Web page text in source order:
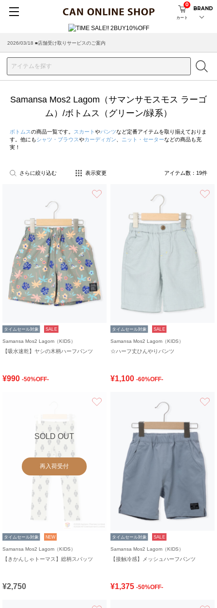
カート
0
BRAND
2026/03/18 ■店舗受け取りサービスのご案内
Samansa Mos2 Lagom（サマンサモスモス ラーゴ
ム）/ボトムス（グリーン/緑系）
ボトムスの商品一覧です。 スカート やパンツなど定番アイテムを取り揃えておりま
す。他にもシャツ・ブラウスやカーディガン ニット・セーターなどの商品も充
実！
さらに絞り込む 表示変更 アイテム数： 19件
タイムセール対象 SALE
Samansa Mos2 Lagom（KIDS）
【吸水速乾】ヤシの木柄ハーフパンツ
¥990 -50%OFF-
タイムセール対象 SALE
Samansa Mos2 Lagom（KIDS）
☆ハーフ丈ひんやりパンツ
¥1,100 -60%OFF-
SOLD OUT
再入荷受付
タイムセール対象 NEW
Samansa Mos2 Lagom（KIDS）
【きかんしゃトーマス】総柄スパッツ
¥2,750
タイムセール対象 SALE
Samansa Mos2 Lagom（KIDS）
【接触冷感】メッシュハーフパンツ
¥1,375 -50%OFF-